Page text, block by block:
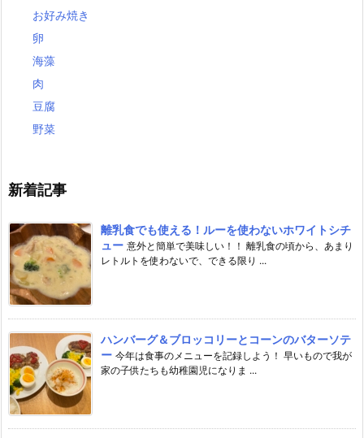
お好み焼き
卵
海藻
肉
豆腐
野菜
新着記事
離乳食でも使える！ルーを使わないホワイトシチ
ュー 意外と簡単で美味しい！！ 離乳食の頃から、あまり
レトルトを使わないで、できる限り ...
ハンバーグ＆ブロッコリーとコーンのバターソテ
ー 今年は食事のメニューを記録しよう！ 早いもので我が
家の子供たちも幼稚園児になりま ...